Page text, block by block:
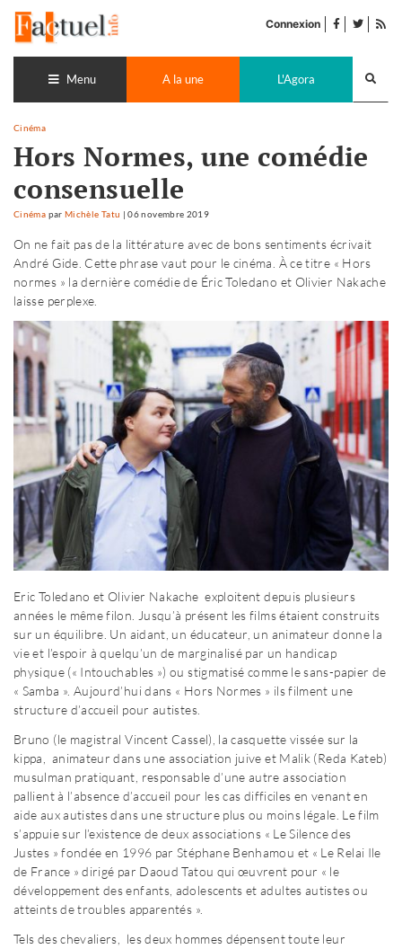
contenu
Connexion facebook
twitter
Menu A la une L'Agora
Cinéma
Hors Normes, une comédie
consensuelle
Cinéma par Michèle Tatu |06 novembre 2019
On ne fait pas de la littérature avec de bons sentiments écrivait
André Gide. Cette phrase vaut pour le cinéma. À ce titre « Hors
normes » la dernière comédie de Éric Toledano et Olivier Nakache
laisse perplexe.
Eric Toledano et Olivier Nakache exploitent depuis plusieurs
années le même filon. Jusqu’à présent les films étaient construits
sur un équilibre. Un aidant, un éducateur, un animateur donne la
vie et l’espoir à quelqu’un de marginalisé par un handicap
physique (« Intouchables ») ou stigmatisé comme le sans-papier de
« Samba ». Aujourd’hui dans « Hors Normes » ils filment une
structure d’accueil pour autistes.
Bruno (le magistral Vincent Cassel), la casquette vissée sur la
kippa, animateur dans une association juive et Malik (Reda Kateb)
musulman pratiquant, responsable d’une autre association
pallient à l’absence d’accueil pour les cas difficiles en venant en
aide aux autistes dans une structure plus ou moins légale. Le film
s’appuie sur l’existence de deux associations « Le Silence des
Justes » fondée en 1996 par Stéphane Benhamou et « Le Relai Ile
de France » dirigé par Daoud Tatou qui œuvrent pour « le
développement des enfants, adolescents et adultes autistes ou
atteints de troubles apparentés ».
Tels des chevaliers, les deux hommes dépensent toute leur